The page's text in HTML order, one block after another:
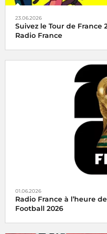
23.06.2026
Suivez le Tour de France
Radio France
Radio France, média officiel
01.06.2026
Radio France à l’heure
Football 2026